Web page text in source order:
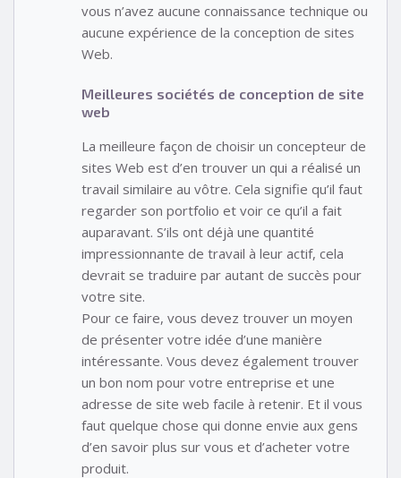
vous n’avez aucune connaissance technique ou
aucune expérience de la conception de sites
Web.
Meilleures sociétés de conception de site
web
La meilleure façon de choisir un concepteur de
sites Web est d’en trouver un qui a réalisé un
travail similaire au vôtre. Cela signifie qu’il faut
regarder son portfolio et voir ce qu’il a fait
auparavant. S’ils ont déjà une quantité
impressionnante de travail à leur actif, cela
devrait se traduire par autant de succès pour
votre site.
Pour ce faire, vous devez trouver un moyen
de présenter votre idée d’une manière
intéressante. Vous devez également trouver
un bon nom pour votre entreprise et une
adresse de site web facile à retenir. Et il vous
faut quelque chose qui donne envie aux gens
d’en savoir plus sur vous et d’acheter votre
produit.